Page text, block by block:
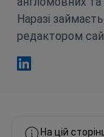
Наразі
редактором
На цій